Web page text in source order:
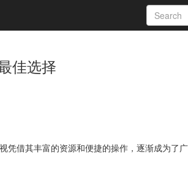
佳选择
借其丰富的资源和便捷的操作，逐渐成为了